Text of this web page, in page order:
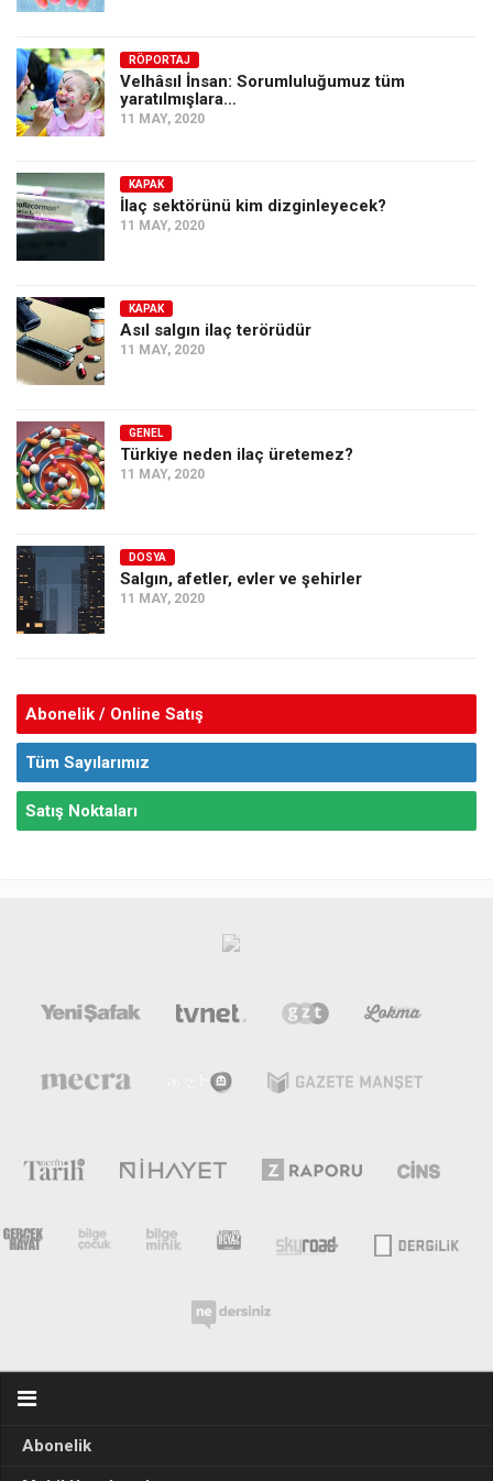
RÖPORTAJ
Velhâsıl İnsan: Sorumluluğumuz tüm
yaratılmışlara…
11 MAY, 2020
KAPAK
İlaç sektörünü kim dizginleyecek?
11 MAY, 2020
KAPAK
Asıl salgın ilaç terörüdür
11 MAY, 2020
GENEL
Türkiye neden ilaç üretemez?
11 MAY, 2020
DOSYA
Salgın, afetler, evler ve şehirler
11 MAY, 2020
Abonelik / Online Satış
Tüm Sayılarımız
Satış Noktaları
Abonelik